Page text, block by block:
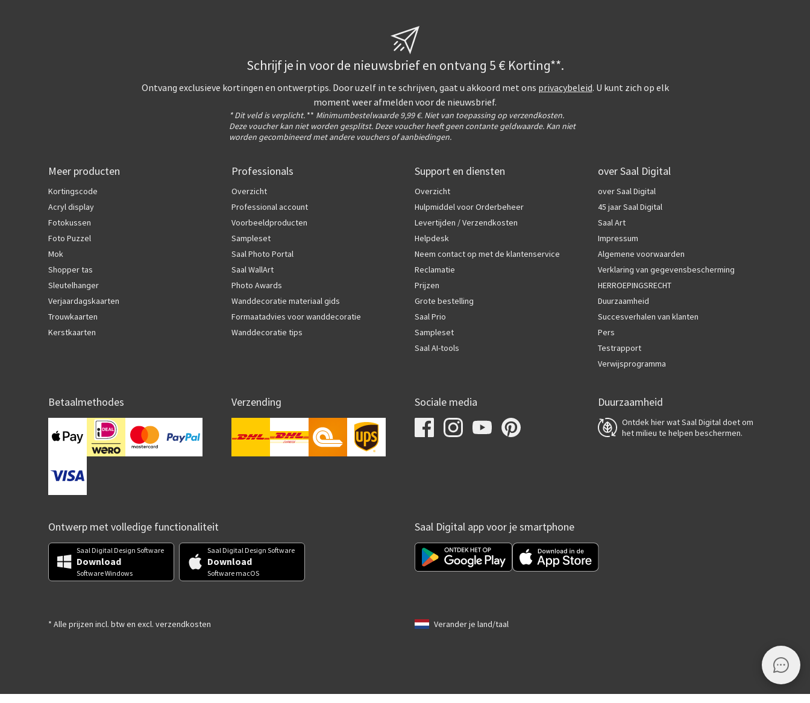
Schrijf je in voor de nieuwsbrief en ontvang 5 € Korting**.
Ontvang exclusieve kortingen en ontwerptips. Door uzelf in te schrijven, gaat u akkoord met ons privacybeleid. U kunt zich op elk
moment weer afmelden voor de nieuwsbrief.
* Dit veld is verplicht. ** Minimumbestelwaarde 9,99 €. Niet van toepassing op verzendkosten.
Deze voucher kan niet worden gesplitst. Deze voucher heeft geen contante geldwaarde. Kan niet
worden gecombineerd met andere vouchers of aanbiedingen.
Meer producten
Kortingscode
Acryl display
Fotokussen
Foto Puzzel
Mok
Shopper tas
Sleutelhanger
Verjaardagskaarten
Trouwkaarten
Kerstkaarten
Professionals
Overzicht
Professional account
Voorbeeldproducten
Sampleset
Saal Photo Portal
Saal WallArt
Photo Awards
Wanddecoratie materiaal gids
Formaatadvies voor wanddecoratie
Wanddecoratie tips
Support en diensten
Overzicht
Hulpmiddel voor Orderbeheer
Levertijden / Verzendkosten
Helpdesk
Neem contact op met de klantenservice
Reclamatie
Prijzen
Grote bestelling
Saal Prio
Sampleset
Saal AI-tools
over Saal Digital
over Saal Digital
45 jaar Saal Digital
Saal Art
Impressum
Algemene voorwaarden
Verklaring van gegevensbescherming
HERROEPINGSRECHT
Duurzaamheid
Succesverhalen van klanten
Pers
Testrapport
Verwijsprogramma
Betaalmethodes Verzending Sociale media Duurzaamheid
Ontdek hier wat Saal Digital doet om
het milieu te helpen beschermen.
Ontwerp met volledige functionaliteit
Saal Digital Design Software
Download
Software Windows
Saal Digital Design Software
Download
Software macOS
Saal Digital app voor je smartphone
* Alle prijzen incl. btw en excl. verzendkosten Verander je land/taal